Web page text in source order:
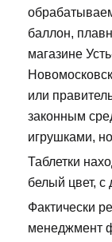
баллон,
магазине
или
законным
игрушками,
Таблетки
белый цвет, с
Фактически
менеджмент